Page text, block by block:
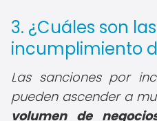
3. ¿Cuáles son
incumplimiento
Las sanciones por
pueden ascender a
volumen de